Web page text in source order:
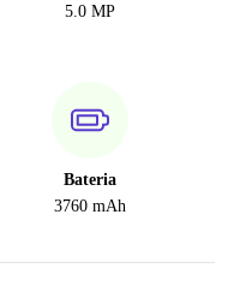
5.0 MP
Bateria
3760 mAh